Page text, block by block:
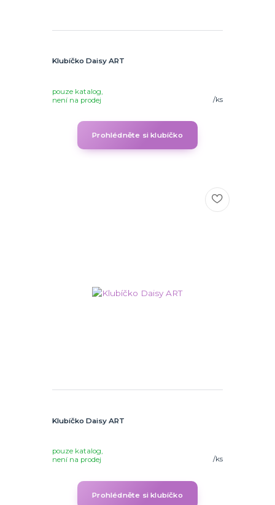
Klubíčko Daisy ART
/ks
pouze katalog,
není na prodej
Prohlédněte si klubíčko
Klubíčko Daisy ART
/ks
pouze katalog,
není na prodej
Prohlédněte si klubíčko